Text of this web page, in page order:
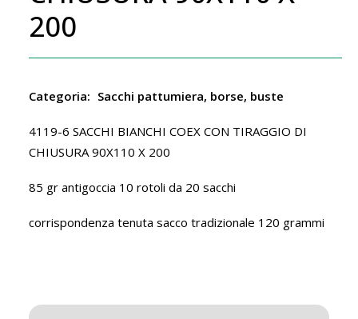
200
Categoria: Sacchi pattumiera, borse, buste
4119-6 SACCHI BIANCHI COEX CON TIRAGGIO DI
CHIUSURA 90X110 X 200
85 gr antigoccia 10 rotoli da 20 sacchi
corrispondenza tenuta sacco tradizionale 120 grammi